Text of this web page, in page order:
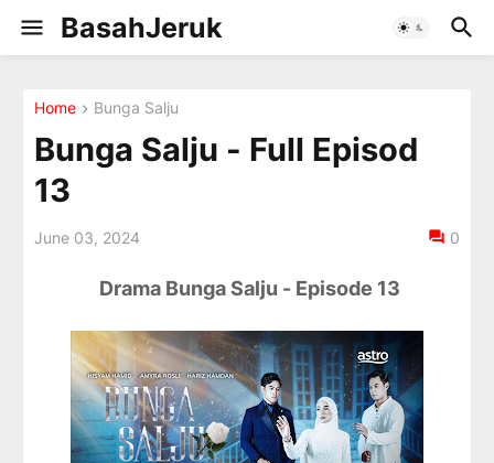
BasahJeruk
Home Bunga Salju
Bunga Salju - Full Episod
13
June 03, 2024 0
Drama Bunga Salju - Episode 13